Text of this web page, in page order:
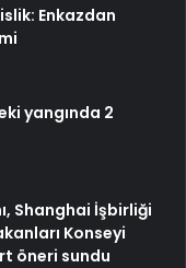
Enkazdan
yangında 2
Shanghai İşbirliği
Konseyi
öneri sundu